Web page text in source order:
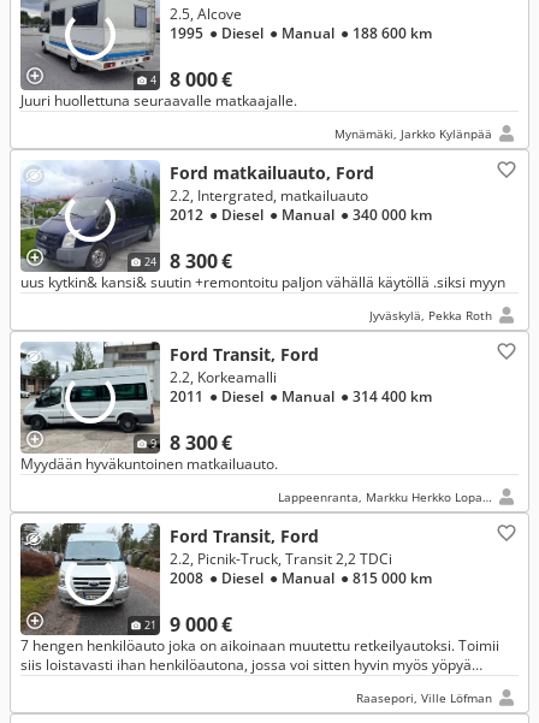
4 8 000 €
2.5, Alcove
1995 ● Diesel ● Manual ● 188 600 km
Juuri huollettuna seuraavalle matkaajalle.
Mynämäki, Jarkko Kylänpää
24
Ford matkailuauto, Ford
8 300 €
2.2, Intergrated, matkailuauto
2012 ● Diesel ● Manual ● 340 000 km
uus kytkin& kansi& suutin +remontoitu paljon vähällä käytöllä .siksi myyn
Jyväskylä, Pekka Roth
9
Ford Transit, Ford
8 300 €
2.2, Korkeamalli
2011 ● Diesel ● Manual ● 314 400 km
Myydään hyväkuntoinen matkailuauto.
Lappeenranta, Markku Herkko Lopanus
21
Ford Transit, Ford
9 000 €
2.2, Picnik-Truck, Transit 2,2 TDCi
2008 ● Diesel ● Manual ● 815 000 km
7 hengen henkilöauto joka on aikoinaan muutettu retkeilyautoksi. Toimii
siis loistavasti ihan henkilöautona, jossa voi sitten hyvin myös yöpyä
Raasepori, Ville Löfman